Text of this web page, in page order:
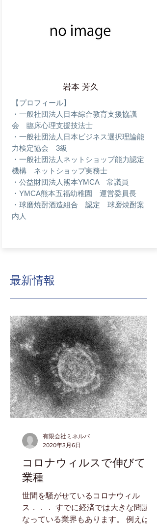
岩本 芳久
【プロフィール】
・一般社団法人日本綜合教育支援協議
会 臨床心理支援技法士
・一般社団法人日本ビジネス選択理論能
力検定協会 3級
・一般社団法人ネットショップ能力認定
機構 ネットショップ実務士
・公益財団法人熊本YMCA 常議員
・YMCA熊本五福幼稚園 運営委員長
・球磨焼酎酒造組合 認定 球磨焼酎案
内人
最新情報
コロナウィルスで伸びてる
業種
世間を騒がせているコロナウィル
ス．．． すでに経済では大きな問題に
なっている業界もあります。 例えば旅
有限会社ミネルバ
2020年3月6日